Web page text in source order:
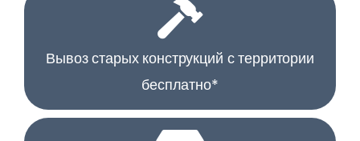
Вывоз старых конструкций с территории
бесплатно*